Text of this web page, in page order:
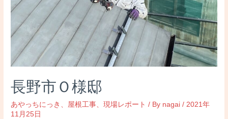
長野市Ｏ様邸
あやっちにっき 、 屋根工事、現場レポート / By nagai /2021年
11月25日